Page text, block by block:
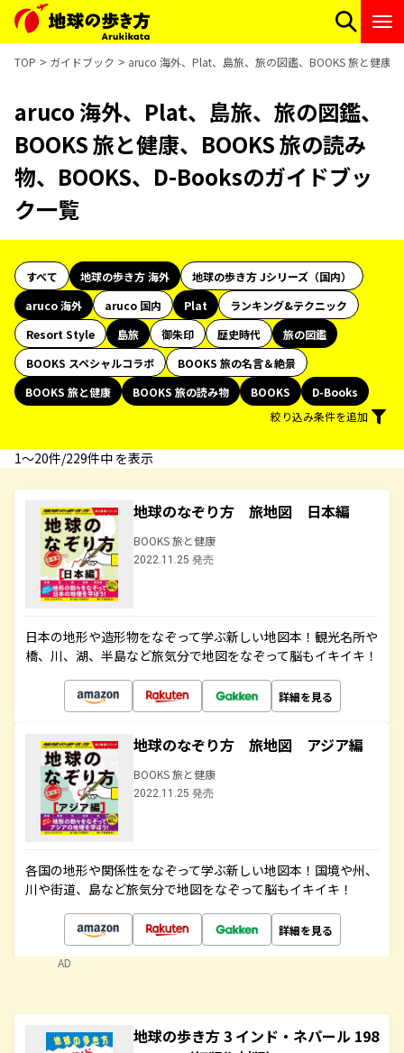
TOP ガイドブック aruco 海外、Plat、島旅、旅の図鑑、BOOKS 旅と健康
aruco 海外、Plat、島旅、旅の図鑑、
BOOKS 旅と健康、BOOKS 旅の読み
物、BOOKS、D-Booksのガイドブッ
ク一覧
すべて 地球の歩き方 海外
地球の歩き方 Jシリーズ（国内）
aruco 海外
aruco 国内 Plat
ランキング&テクニック
Resort Style
島旅 御朱印 歴史時代
旅の図鑑
BOOKS スペシャルコラボ
BOOKS 旅の名言＆絶景
BOOKS 旅と健康
BOOKS 旅の読み物 BOOKS
D-Books
絞り込み条件を追加
1〜20件/229件中 を表示
地球のなぞり方 旅地図 日本編
BOOKS 旅と健康
2022.11.25 発売
日本の地形や造形物をなぞって学ぶ新しい地図本！観光名所や
橋、川、湖、半島など旅気分で地図をなぞって脳もイキイキ！
詳細を見る
地球のなぞり方 旅地図 アジア編
BOOKS 旅と健康
2022.11.25 発売
各国の地形や関係性をなぞって学ぶ新しい地図本！国境や州、
川や街道、島など旅気分で地図をなぞって脳もイキイキ！
詳細を見る
AD
地球の歩き方 3 インド・ネパール 198